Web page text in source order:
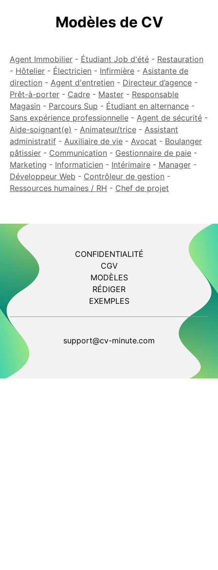
Modèles de CV
Agent Immobilier - Étudiant Job d'été - Restauration
- Hôtelier - Électricien - Infirmière - Asistante de
direction - Agent d'entretien - Directeur d’agence -
Prêt-à-porter - Cadre - Master - Responsable
Magasin - Parcours Sup - Étudiant en alternance -
Sans expérience professionnelle - Agent de sécurité -
Aide-soignant(e) - Animateur/trice - Assistant
administratif - Auxiliaire de vie - Avocat - Boulanger
pâtissier - Communication - Gestionnaire de paie -
Marketing - Informaticien - Intérimaire - Manager -
Développeur Web - Contrôleur de gestion -
Ressources humaines / RH - Chef de projet
CONFIDENTIALITÉ
CGV
MODÈLES
RÉDIGER
EXEMPLES
support@cv-minute.com